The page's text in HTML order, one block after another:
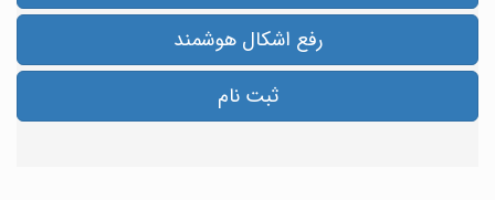
رفع اشکال هوشمند
ثبت نام